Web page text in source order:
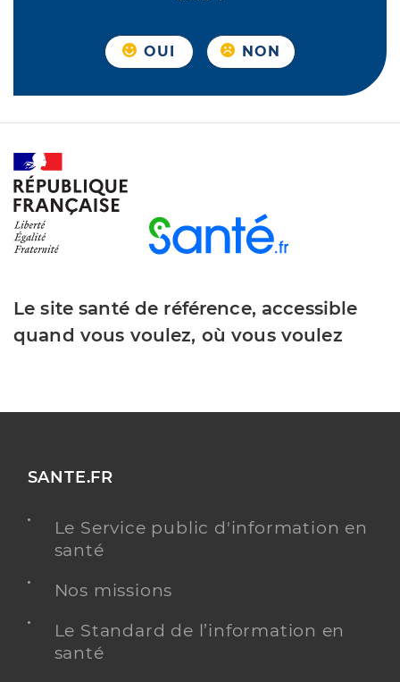
OUI NON
Le site santé de référence, accessible
quand vous voulez, où vous voulez
SANTE.FR
Le Service public d'information en
santé
Nos missions
Le Standard de l’information en
santé